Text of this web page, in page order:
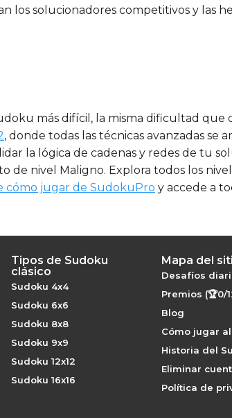
los solucionadores competitivos y las
más difícil, la misma dificultad
, donde todas las técnicas avanzadas se
la lógica de cadenas y redes de tu
de nivel Maligno. Explora todos los
cómo jugar de SudokuPro y accede a
Tipos de Sudoku
clásico
Sudoku 4x4
Sudoku 6x6
Sudoku 8x8
Sudoku 9x9
Sudoku 12x12
Sudoku 16x16
Mapa del
Desafíos
Premios (🏆0/
Blog
Cómo jugar
Historia del
Eliminar
Política de